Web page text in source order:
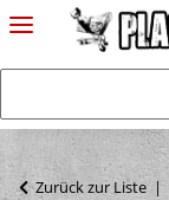
Zurück zur Liste